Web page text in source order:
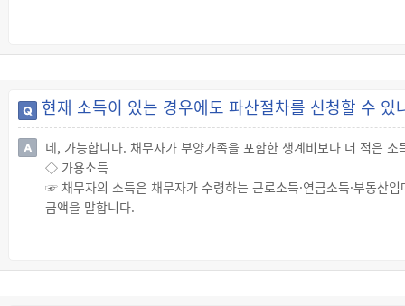
☞ 소송구조를 신청하려는 사람은 개인파산·면책사건을 관할하는
그 변호사를 통해 변호사비용 및 송달료에 대한 소송구조를 신청해
현재 소득이 있는 경우에도 파산절차를 신청할 수 있
네, 가능합니다. 채무자가 부양가족을 포함한 생계비보다 더 적은
◇ 가용소득
☞ 채무자의 소득은 채무자가 수령하는 근로소득·연금소득·부동산
금액을 말합니다.
· 채무자 및 그 피부양자의 인간다운 생활을 유지하기 위해 필요한